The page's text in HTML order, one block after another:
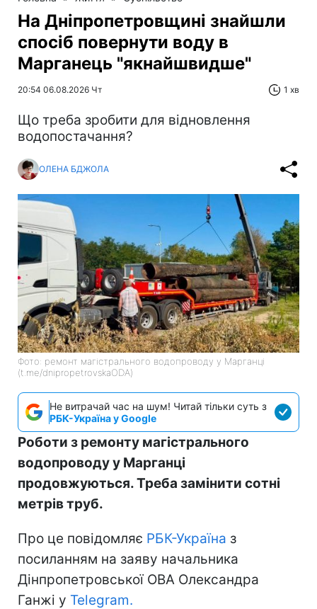
На Дніпропетровщині знайшли
спосіб повернути воду в
Марганець "якнайшвидше"
20:54 06.08.2026 Чт 1 хв
Що треба зробити для відновлення
водопостачання?
ОЛЕНА БДЖОЛА
Фото: ремонт магістрального водопроводу у Марганці
(t.me/dnipropetrovskaODA)
Не витрачай час на шум! Читай тільки суть з
РБК-Україна у Google
Роботи з ремонту магістрального
водопроводу у Марганці
продовжуються. Треба замінити сотні
метрів труб.
Про це повідомляє РБК-Україна з
посиланням на заяву начальника
Дінпропетровської ОВА Олександра
Ганжі у Telegram.